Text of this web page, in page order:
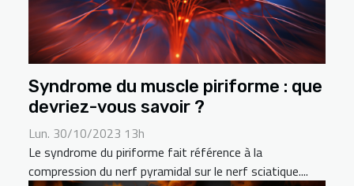
Syndrome du muscle piriforme : que
devriez-vous savoir ?
Lun. 30/10/2023 13h
Le syndrome du piriforme fait référence à la
compression du nerf pyramidal sur le nerf sciatique....